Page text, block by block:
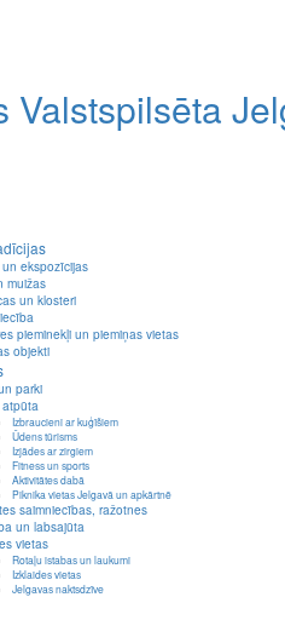
Valstspilsēta
ekspozīcijas
muižas
un klosteri
pieminekļi un piemiņas vietas
objekti
parki
Izbraucieni ar kuģīšiem
Ūdens tūrisms
Izjādes ar zirgiem
Fitness un sports
Aktivitātes dabā
Piknika vietas Jelgavā un apkārtnē
saimniecības, ražotnes
un labsajūta
vietas
Rotaļu istabas un laukumi
Izklaides vietas
Jelgavas naktsdzīve